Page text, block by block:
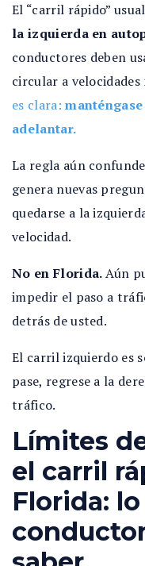
El “carril rápido”
la izquierda en
conductores deben
circular a velocidades
es clara:
adelantar.
La regla aún
genera nuevas
quedarse a la
velocidad.
No en Florida.Aún
impedir el paso a
detrás de usted.
El carril izquierdo es
pase, regrese a la
tráfico.
Límites
el carril
Florida: